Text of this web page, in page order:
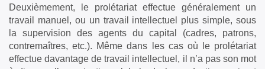
Deuxièmement, le prolétariat effectue généralement un
travail manuel, ou un travail intellectuel plus simple, sous
la supervision des agents du capital (cadres, patrons,
contremaîtres, etc.). Même dans les cas où le prolétariat
effectue davantage de travail intellectuel, il n’a pas son mot